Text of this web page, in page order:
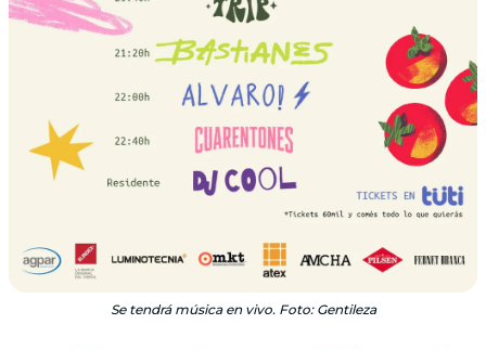
Se tendrá música en vivo. Foto: Gentileza